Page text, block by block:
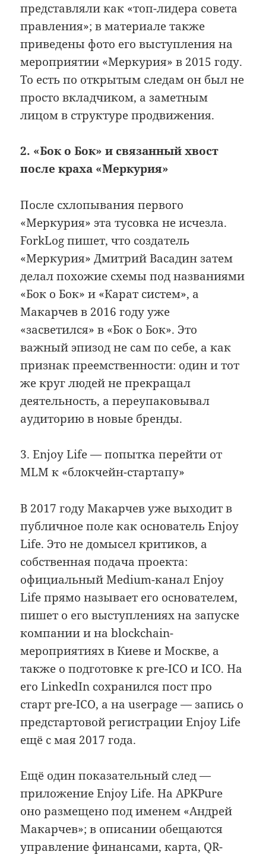
представляли как «топ-лидера совета
правления»; в материале также
приведены фото его выступления на
мероприятии «Меркурия» в 2015 году.
То есть по открытым следам он был не
просто вкладчиком, а заметным
лицом в структуре продвижения.
2. «Бок о Бок» и связанный хвост
после краха «Меркурия»
После схлопывания первого
«Меркурия» эта тусовка не исчезла.
ForkLog пишет, что создатель
«Меркурия» Дмитрий Васадин затем
делал похожие схемы под названиями
«Бок о Бок» и «Карат систем», а
Макарчев в 2016 году уже
«засветился» в «Бок о Бок». Это
важный эпизод не сам по себе, а как
признак преемственности: один и тот
же круг людей не прекращал
деятельность, а переупаковывал
аудиторию в новые бренды.
3. Enjoy Life — попытка перейти от
MLM к «блокчейн-стартапу»
В 2017 году Макарчев уже выходит в
публичное поле как основатель Enjoy
Life. Это не домысел критиков, а
собственная подача проекта:
официальный Medium-канал Enjoy
Life прямо называет его основателем,
пишет о его выступлениях на запуске
компании и на blockchain-
мероприятиях в Киеве и Москве, а
также о подготовке к pre-ICO и ICO. На
его LinkedIn сохранился пост про
старт pre-ICO, а на userpage — запись о
предстартовой регистрации Enjoy Life
ещё с мая 2017 года.
Ещё один показательный след —
приложение Enjoy Life. На APKPure
оно размещено под именем «Андрей
Макарчев»; в описании обещаются
управление финансами, карта, QR-